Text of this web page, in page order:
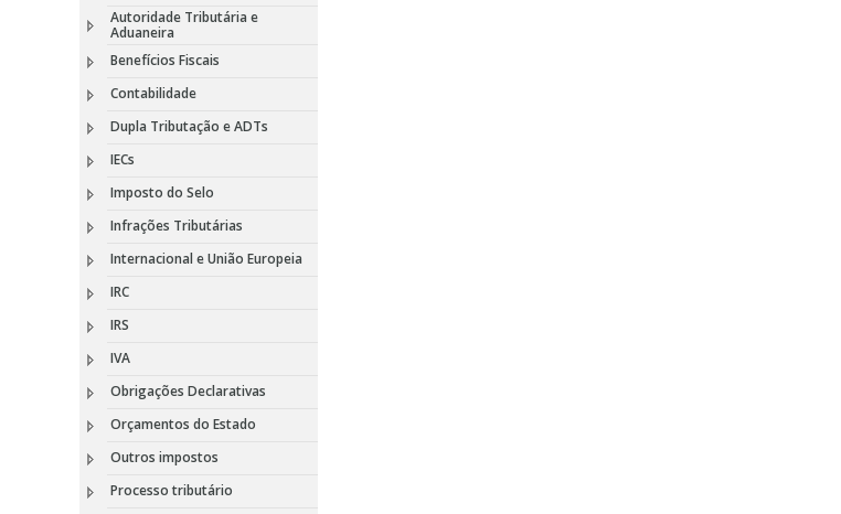
Autoridade Tributária e
Aduaneira
Benefícios Fiscais
Contabilidade
Dupla Tributação e ADTs
IECs
Imposto do Selo
Infrações Tributárias
Internacional e União Europeia
IRC
IRS
IVA
Obrigações Declarativas
Orçamentos do Estado
Outros impostos
Processo tributário